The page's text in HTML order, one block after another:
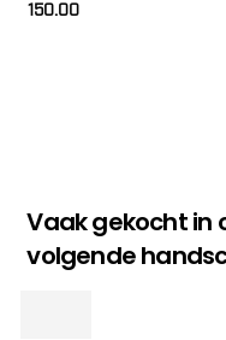
150.00
Vaak gekocht
volgende